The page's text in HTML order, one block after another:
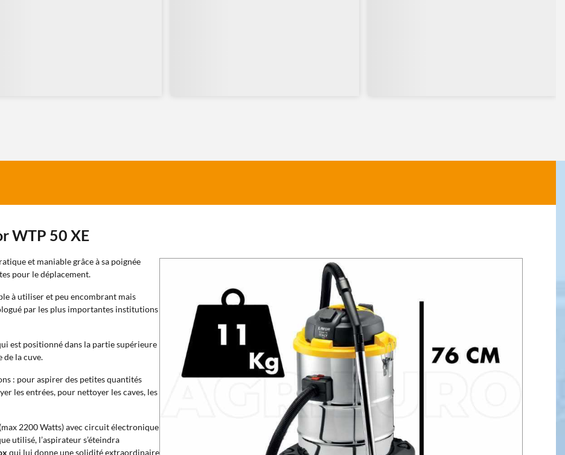
WTP 50 XE
et maniable grâce à sa poignée
pour le déplacement.
à utiliser et peu encombrant mais
par les plus importantes institutions
est positionné dans la partie supérieure
la cuve.
: pour aspirer des petites quantités
les entrées, pour nettoyer les caves, les
(max 2200 Watts) avec circuit électronique
utilisé, l’aspirateur s’éteindra
qui lui donne une solidité extraordinaire